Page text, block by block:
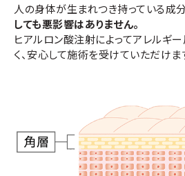
人の身体が生まれつき持っている成
しても悪影響はありません。
ヒアルロン酸注射によってアレルギ
く、安心して施術を受けていただけま